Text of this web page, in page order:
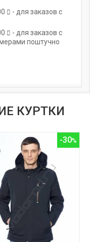
- для заказов с
- для заказов с
поштучно
КУРТКИ
-30